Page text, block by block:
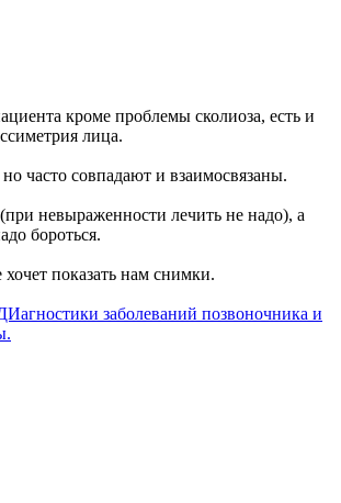
кроме проблемы сколиоза, есть и
лица.
часто совпадают и взаимосвязаны.
невыраженности лечить не надо), а
бороться.
показать нам снимки.
заболеваний позвоночника и